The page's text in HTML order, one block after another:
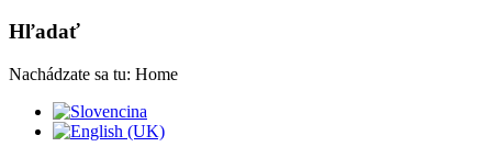
Hľadať
Nachádzate sa tu: Home